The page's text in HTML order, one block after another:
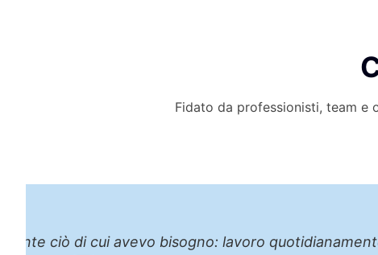
Fidato da professionisti, team
«In qualità di responsabile